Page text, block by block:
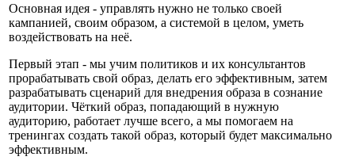
Основная идея - управлять нужно не только своей
кампанией, своим образом, а системой в целом, уметь
воздействовать на неё.
Первый этап - мы учим политиков и их консультантов
прорабатывать свой образ, делать его эффективным, затем
разрабатывать сценарий для внедрения образа в сознание
аудитории. Чёткий образ, попадающий в нужную
аудиторию, работает лучше всего, а мы помогаем на
тренингах создать такой образ, который будет максимально
эффективным.